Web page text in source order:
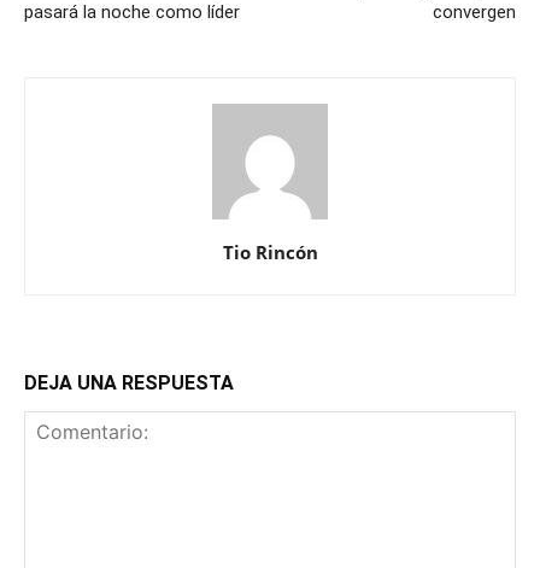
pasará la noche como líder
convergen
Tio Rincón
DEJA UNA RESPUESTA